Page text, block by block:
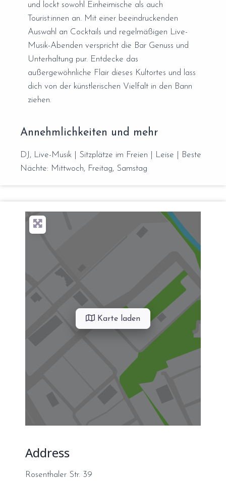
und lockt sowohl Einheimische als auch
Tourist:innen an. Mit einer beeindruckenden
Auswahl an Cocktails und regelmäßigen Live-
Musik-Abenden verspricht die Bar Genuss und
Unterhaltung pur. Entdecke das
außergewöhnliche Flair dieses Kultortes und lass
dich von der künstlerischen Vielfalt in den Bann
ziehen.
Annehmlichkeiten und mehr
DJ, Live-Musik | Sitzplätze im Freien | Leise | Beste
Nächte: Mittwoch, Freitag, Samstag
Karte laden
Address
Rosenthaler Str. 39